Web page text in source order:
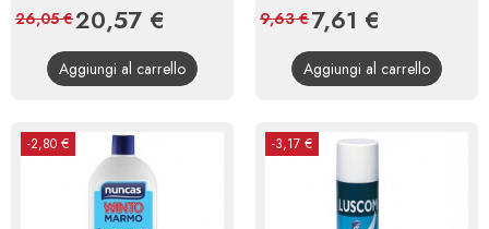
Prezzo
20,57 €
base
26,05 €
Aggiungi al carrello
Prezzo
7,61 €
base
9,63 €
Aggiungi al carrello
-2,80 € -3,17 €